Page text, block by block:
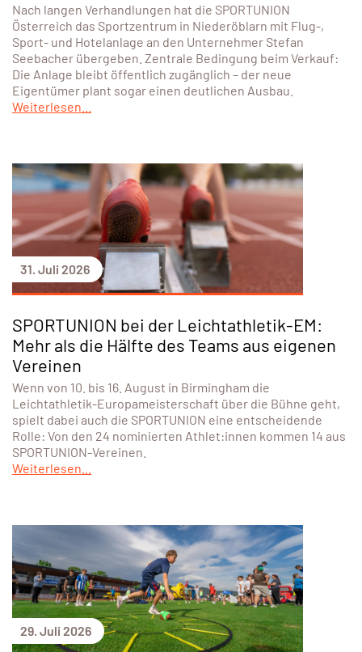
Nach langen Verhandlungen hat die SPORTUNION
Österreich das Sportzentrum in Niederöblarn mit Flug-,
Sport- und Hotelanlage an den Unternehmer Stefan
Seebacher übergeben. Zentrale Bedingung beim Verkauf:
Die Anlage bleibt öffentlich zugänglich – der neue
Eigentümer plant sogar einen deutlichen Ausbau.
Weiterlesen...
31. Juli 2026
SPORTUNION bei der Leichtathletik-EM:
Mehr als die Hälfte des Teams aus eigenen
Vereinen
Wenn von 10. bis 16. August in Birmingham die
Leichtathletik-Europameisterschaft über die Bühne geht,
spielt dabei auch die SPORTUNION eine entscheidende
Rolle: Von den 24 nominierten Athlet:innen kommen 14 aus
SPORTUNION-Vereinen.
Weiterlesen...
29. Juli 2026